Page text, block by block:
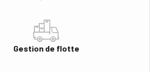
Gestion de flotte